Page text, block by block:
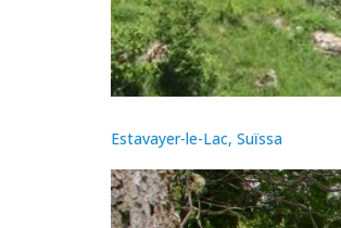
Estavayer-le-Lac, Suïssa